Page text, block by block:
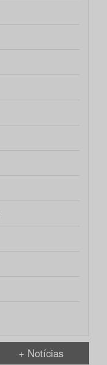
+ Notícias